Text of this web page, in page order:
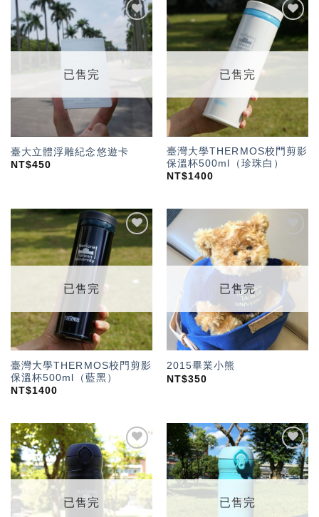
加入
「願
望輕
已售完
臺大立體浮雕紀念悠遊卡
NT$450
「願
望輕
已售完
臺灣大學THERMOS校門剪影
保溫杯500ml（珍珠白）
NT$1400
加入
「願
望輕
已售完
臺灣大學THERMOS校門剪影
保溫杯500ml（藍黑）
NT$1400
望輕
已售完
2015畢業小熊
NT$350
加入
「願
望輕
已售完
加入
「願
望輕
已售完